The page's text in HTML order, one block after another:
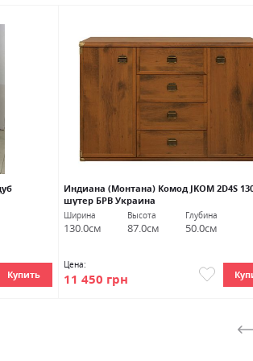
Купить
Индиана (Монтана) Комод JKOM 2D4S
шутер БРВ Украина
Ширина
130.0см
Высота
87.0см
Глубина
50.0см
Цена:
11 450 грн